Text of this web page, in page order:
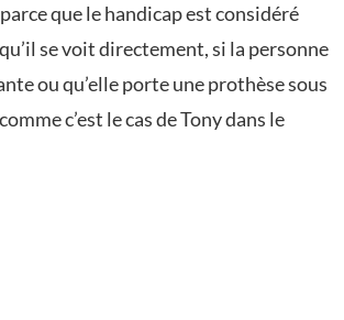
que le handicap est considéré
se voit directement, si la personne
ou qu’elle porte une prothèse sous
c’est le cas de Tony dans le